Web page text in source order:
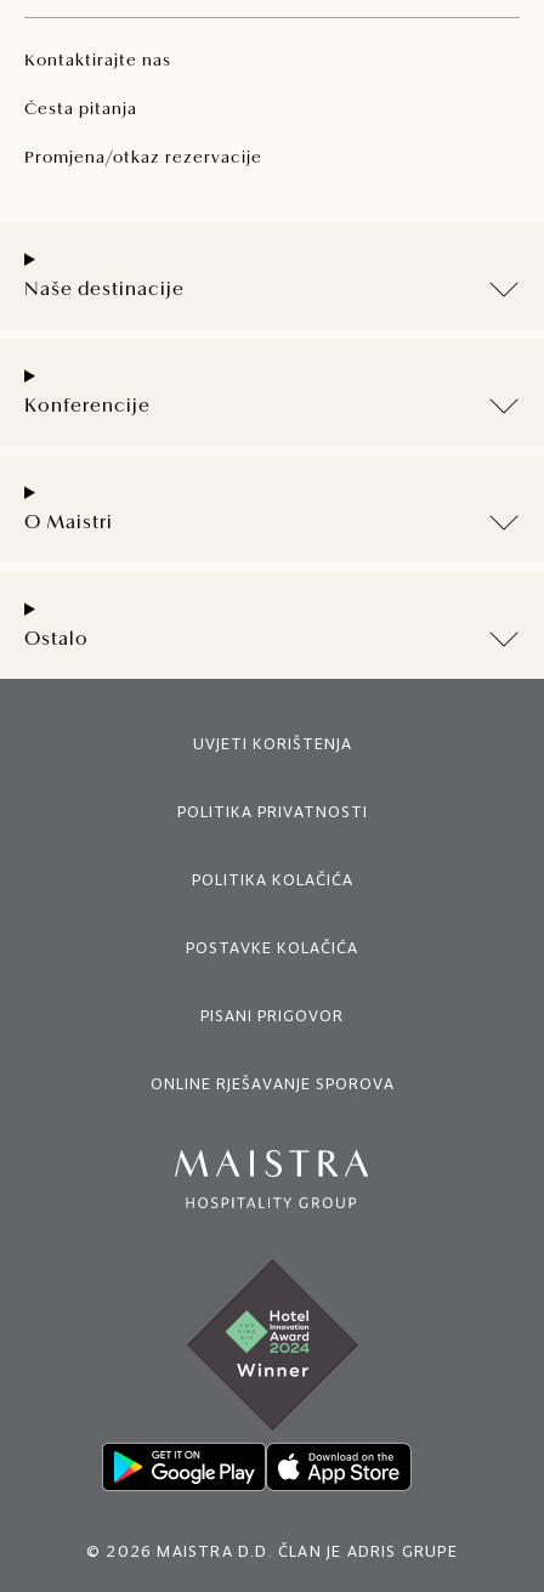
Kontaktirajte nas
Česta pitanja
Promjena/otkaz rezervacije
Naše destinacije
Konferencije
O Maistri
Ostalo
UVJETI KORIŠTENJA
POLITIKA PRIVATNOSTI
POLITIKA KOLAČIĆA
POSTAVKE KOLAČIĆA
PISANI PRIGOVOR
ONLINE RJEŠAVANJE SPOROVA
© 2026 MAISTRA D.D. ČLAN JE ADRIS GRUPE